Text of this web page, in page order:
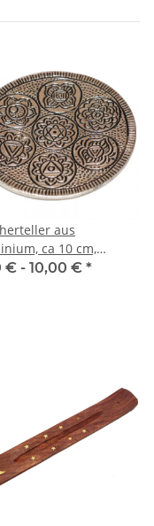
aus
ca 10 cm,
Motive
€ - 10,00 € *